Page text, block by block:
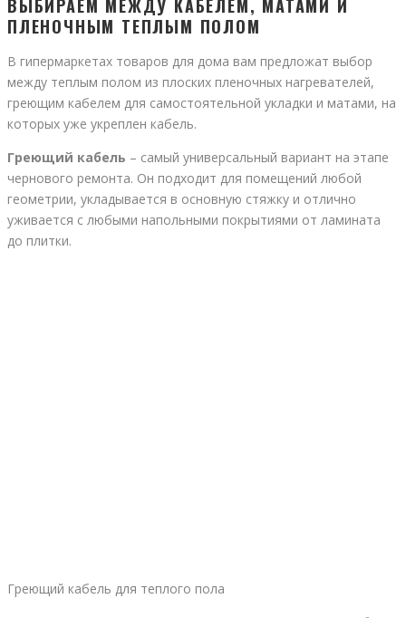
ВЫБИРАЕМ МЕЖДУ КАБЕЛЕМ, МАТАМИ И
ПЛЕНОЧНЫМ ТЕПЛЫМ ПОЛОМ
В гипермаркетах товаров для дома вам предложат выбор
между теплым полом из плоских пленочных нагревателей,
греющим кабелем для самостоятельной укладки и матами, на
которых уже укреплен кабель.
Греющий кабель – самый универсальный вариант на этапе
чернового ремонта. Он подходит для помещений любой
геометрии, укладывается в основную стяжку и отлично
уживается с любыми напольными покрытиями от ламината
до плитки.
Греющий кабель для теплого пола